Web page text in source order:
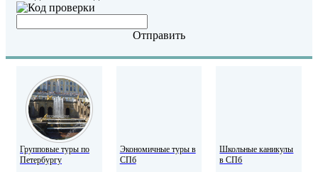
Отправить
Групповые туры по
Петербургу
Экономичные туры в
СПб
Школьные каникулы
в СПб